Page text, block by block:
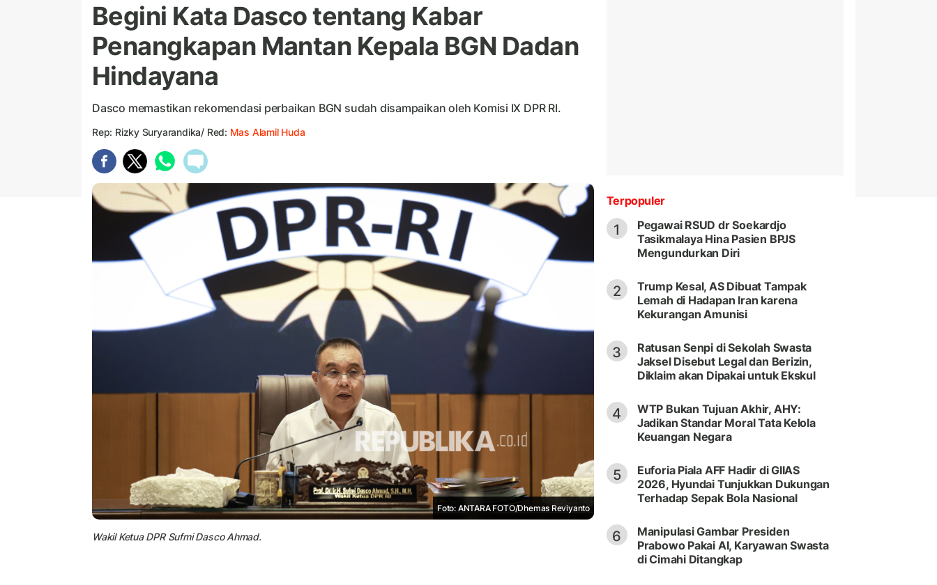
Begini Kata Dasco tentang Kabar
Penangkapan Mantan Kepala BGN Dadan
Hindayana
Dasco memastikan rekomendasi perbaikan BGN sudah disampaikan oleh Komisi IX DPR RI.
Rep: Rizky Suryarandika/ Red: Mas Alamil Huda
Foto: ANTARA FOTO/Dhemas Reviyanto
Wakil Ketua DPR Sufmi Dasco Ahmad.
Terpopuler
1
Pegawai RSUD dr Soekardjo
Tasikmalaya Hina Pasien BPJS
Mengundurkan Diri
2
Trump Kesal, AS Dibuat Tampak
Lemah di Hadapan Iran karena
Kekurangan Amunisi
3
Ratusan Senpi di Sekolah Swasta
Jaksel Disebut Legal dan Berizin,
Diklaim akan Dipakai untuk Ekskul
4
WTP Bukan Tujuan Akhir, AHY:
Jadikan Standar Moral Tata Kelola
Keuangan Negara
5
Euforia Piala AFF Hadir di GIIAS
2026, Hyundai Tunjukkan Dukungan
Terhadap Sepak Bola Nasional
6
Manipulasi Gambar Presiden
Prabowo Pakai AI, Karyawan Swasta
di Cimahi Ditangkap